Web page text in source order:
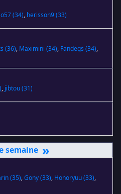
(34), herisson9(33)
(36), Maximini (34), Fandegs (34),
, jibtou(31)
»
(35),Gony(33), Honoryuu(33),